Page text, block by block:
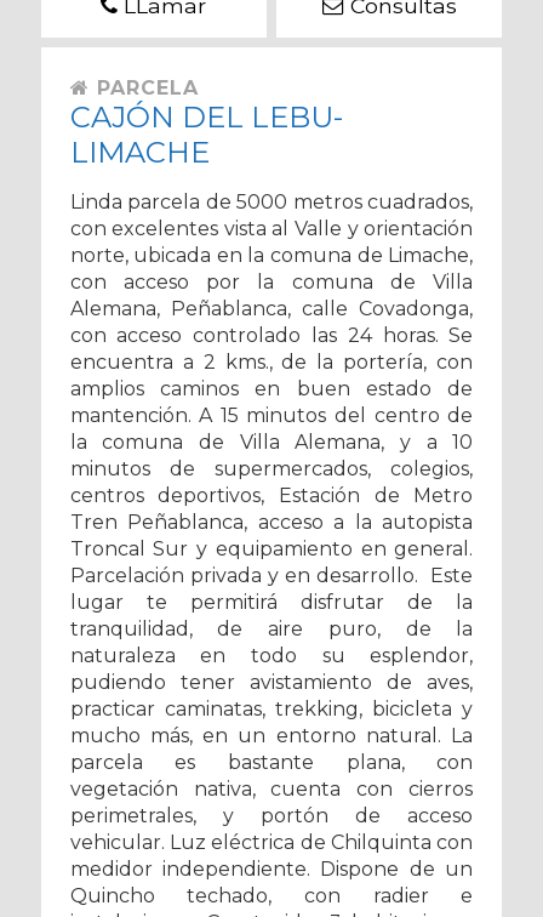
LLamar Consultas
PARCELA
CAJÓN DEL LEBU-
LIMACHE
Linda parcela de 5000 metros cuadrados,
con excelentes vista al Valle y orientación
norte, ubicada en la comuna de Limache,
con acceso por la comuna de Villa
Alemana, Peñablanca, calle Covadonga,
con acceso controlado las 24 horas. Se
encuentra a 2 kms., de la portería, con
amplios caminos en buen estado de
mantención. A 15 minutos del centro de
la comuna de Villa Alemana, y a 10
minutos de supermercados, colegios,
centros deportivos, Estación de Metro
Tren Peñablanca, acceso a la autopista
Troncal Sur y equipamiento en general.
Parcelación privada y en desarrollo. Este
lugar te permitirá disfrutar de la
tranquilidad, de aire puro, de la
naturaleza en todo su esplendor,
pudiendo tener avistamiento de aves,
practicar caminatas, trekking, bicicleta y
mucho más, en un entorno natural. La
parcela es bastante plana, con
vegetación nativa, cuenta con cierros
perimetrales, y portón de acceso
vehicular. Luz eléctrica de Chilquinta con
medidor independiente. Dispone de un
Quincho techado, con radier e